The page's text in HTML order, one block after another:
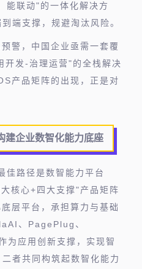
能联动"的一体化解决方
端支撑，规避淘汰风险。
警，中国企业亟需一套覆
开发-治理运营"的全栈解决
产品矩阵的出现，正是对
建企业数智化能力底座
佳路径是数智能力平台
核心+四大支撑"产品矩阵
平台，承担算力与基础
、PagePlug、
应用创新支撑，实现智
者共同构筑起数智化能力